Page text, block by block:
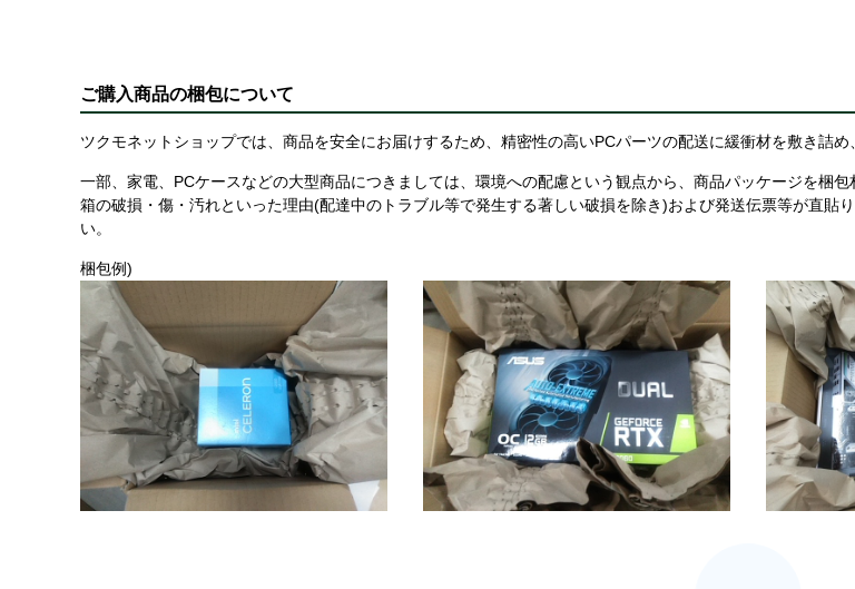
ご購入商品の梱包について
ツクモネットショップでは、商品を安全にお届けするため、精密性の高いPCパーツの配送に緩衝材を敷き詰
一部、家電、PCケースなどの大型商品につきましては、環境への配慮という観点から、商品パッケージを梱
箱の破損・傷・汚れといった理由(配達中のトラブル等で発生する著しい破損を除き)および発送伝票等が直貼
い。
梱包例)